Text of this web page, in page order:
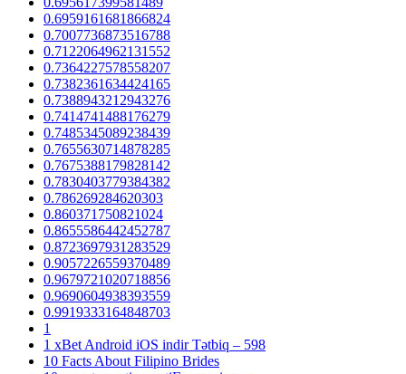
0.6959161681866824
0.7007736873516788
0.7122064962131552
0.7364227578558207
0.7382361634424165
0.7388943212943276
0.7414741488176279
0.7485345089238439
0.7655630714878285
0.7675388179828142
0.7830403779384382
0.786269284620303
0.860371750821024
0.8655586442452787
0.8723697931283529
0.9057226559370489
0.9679721020718856
0.9690604938393559
0.9919333164848703
1
1 xBet Android iOS indir Tətbiq – 598
10 Facts About Filipino Brides